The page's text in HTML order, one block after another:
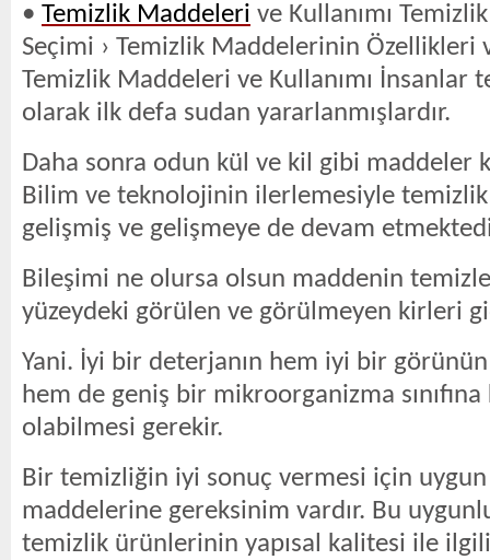
• Temizlik Maddeleri ve Kullanımı
Seçimi › Temizlik Maddelerinin Özellikleri
Temizlik Maddeleri ve Kullanımı İnsanlar
olarak ilk defa sudan yararlanmışlardır.
Daha sonra odun kül ve kil gibi maddeler
Bilim ve teknolojinin ilerlemesiyle
gelişmiş ve gelişmeye de devam
Bileşimi ne olursa olsun maddenin
yüzeydeki görülen ve görülmeyen kirleri
Yani. İyi bir deterjanın hem iyi bir
hem de geniş bir mikroorganizma sınıfına
olabilmesi gerekir.
Bir temizliğin iyi sonuç vermesi için
maddelerine gereksinim vardır. Bu
temizlik ürünlerinin yapısal kalitesi ile